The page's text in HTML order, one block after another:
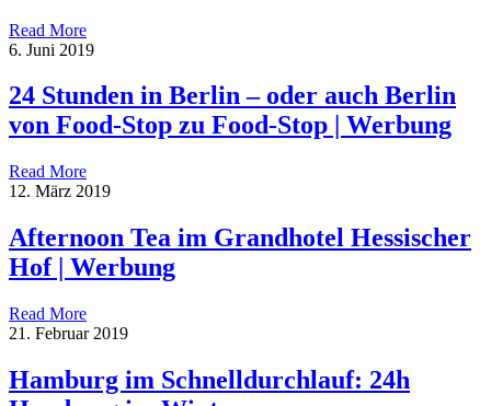
Read More
6. Juni 2019
24 Stunden in Berlin – oder auch Berlin
von Food-Stop zu Food-Stop | Werbung
Read More
12. März 2019
Afternoon Tea im Grandhotel Hessischer
Hof | Werbung
Read More
21. Februar 2019
Hamburg im Schnelldurchlauf: 24h